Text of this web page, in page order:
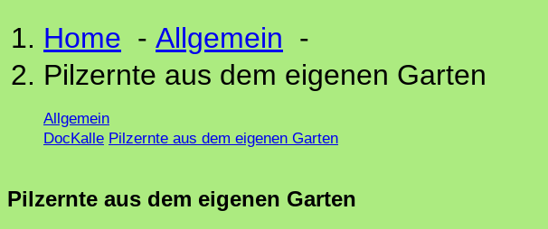
Home - Allgemein -
Pilzernte aus dem eigenen Garten
Allgemein
DocKalle Pilzernte aus dem eigenen Garten
Pilzernte aus dem eigenen Garten